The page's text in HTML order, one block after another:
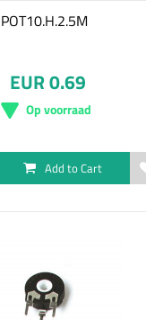
POT10.H.2.5M
EUR 0.69
Op voorraad
Add to Cart